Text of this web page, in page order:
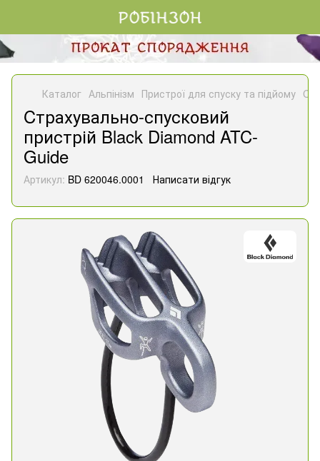
Каталог Альпінізм Пристрої для спуску та підйому
Cтрахувально-спусковий
пристрій Black Diamond ATC-
Guide
Артикул: BD 620046.0001 Написати відгук